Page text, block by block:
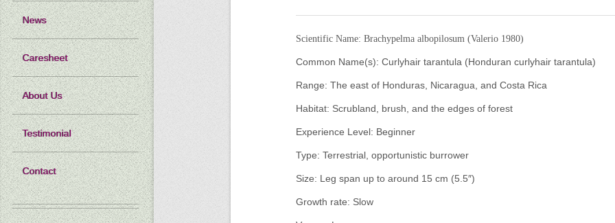
Scientific Name: Brachypelma albopilosum (Valerio 1980)
Common Name(s): Curlyhair tarantula (Honduran curlyhair tarantula)
Range: The east of Honduras, Nicaragua, and Costa Rica
Habitat: Scrubland, brush, and the edges of forest
Experience Level: Beginner
Type: Terrestrial, opportunistic burrower
Size: Leg span up to around 15 cm (5.5″)
Growth rate: Slow
News
Caresheet
About Us
Testimonial
Contact